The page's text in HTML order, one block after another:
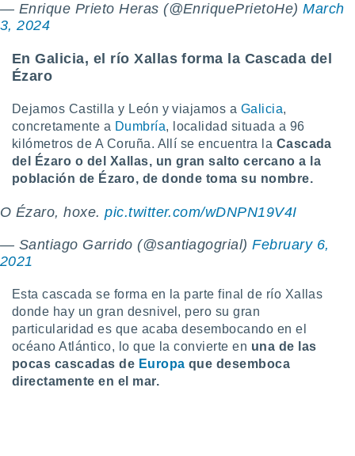
— Enrique Prieto Heras (@EnriquePrietoHe)March
3, 2024
En Galicia, el río Xallas forma la Cascada del
Ézaro
Dejamos Castilla y León y viajamos a Galicia,
concretamente a Dumbría, localidad situada a 96
kilómetros de A Coruña. Allí se encuentra la Cascada
del Ézaro o del Xallas, un gran salto cercano a la
población de Ézaro, de donde toma su nombre.
O Ézaro, hoxe.pic.twitter.com/wDNPN19V4I
— Santiago Garrido (@santiagogrial)February 6,
2021
Esta cascada se forma en la parte final de río Xallas
donde hay un gran desnivel, pero su gran
particularidad es que acaba desembocando en el
océano Atlántico, lo que la convierte en una de las
pocas cascadas de Europa que desemboca
directamente en el mar.